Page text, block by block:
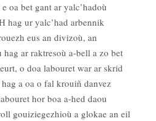
oa bet gant ar yalc’hadoù
hag ur yalc’had arbennik
eus an divizoù, an
ar raktresoù a-bell a zo bet
o doa labouret war ar skrid
a oa o fal krouiñ danvez
hor boa a-hed daou
gouiziegezhioù a glokae an eil